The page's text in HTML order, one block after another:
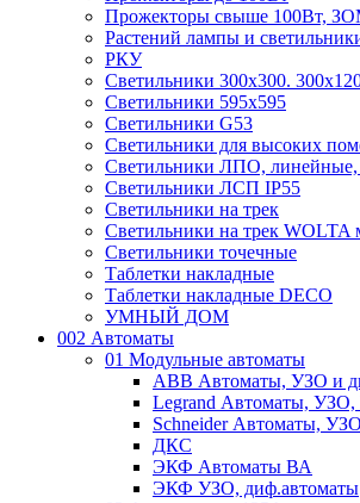
Прожекторы свыше 100Вт,
Растений лампы и
РКУ
Светильники 300х300.
Светильники 595х595
Светильники G53
Светильники для высоких
Светильники ЛПО, линейные,
Светильники ЛСП IP55
Светильники на трек
Светильники на трек WOLTA
Светильники точечные
Таблетки накладные
Таблетки накладные DECO
УМНЫЙ ДОМ
002 Автоматы
01 Модульные автоматы
ABB Автоматы, УЗО и
Legrand Автоматы, УЗО,
Schneider Автоматы,
ДКС
ЭКФ Автоматы ВА
ЭКФ УЗО, диф.автоматы